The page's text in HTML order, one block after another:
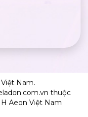
Nam.
thuộc
Aeon Việt Nam